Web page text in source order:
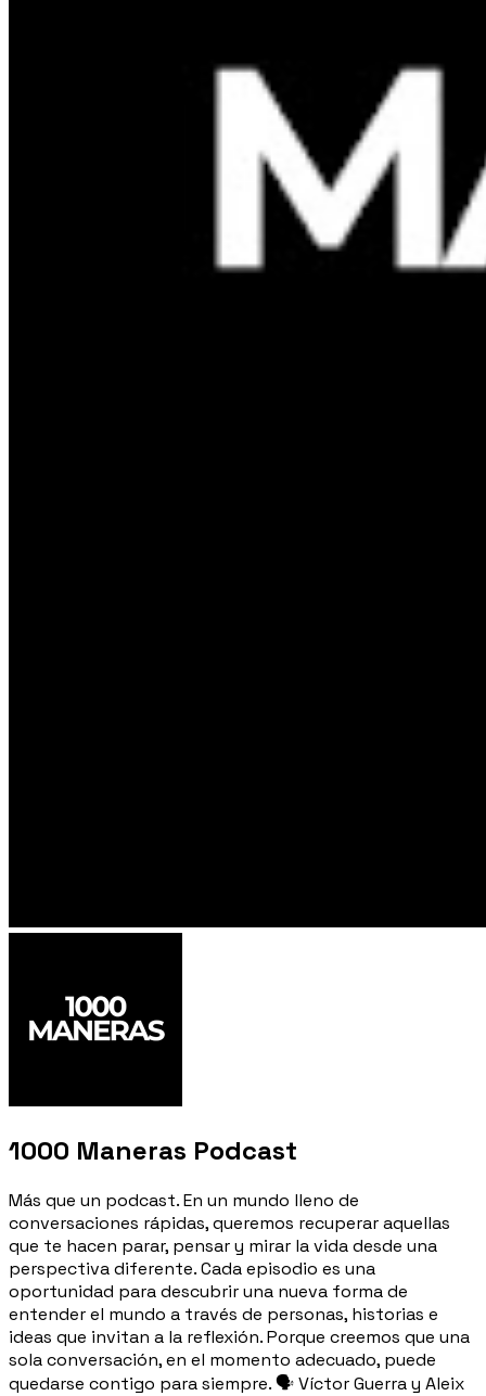
1000 Maneras Podcast
Más que un podcast. En un mundo lleno de
conversaciones rápidas, queremos recuperar aquellas
que te hacen parar, pensar y mirar la vida desde una
perspectiva diferente. Cada episodio es una
oportunidad para descubrir una nueva forma de
entender el mundo a través de personas, historias e
ideas que invitan a la reflexión. Porque creemos que una
sola conversación, en el momento adecuado, puede
quedarse contigo para siempre. 🗣️ Víctor Guerra y Aleix